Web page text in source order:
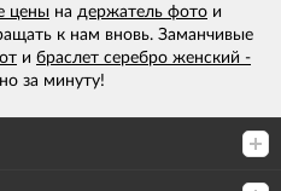
цены на держатель фото и
к нам вновь. Заманчивые
и браслет серебро женский -
за минуту!